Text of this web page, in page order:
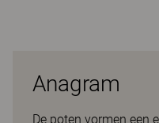
Anagram
De poten vormen een